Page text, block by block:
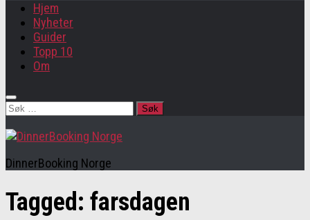
Hjem
Nyheter
Guider
Topp 10
Om
Søk
DinnerBooking Norge
Tagged: farsdagen